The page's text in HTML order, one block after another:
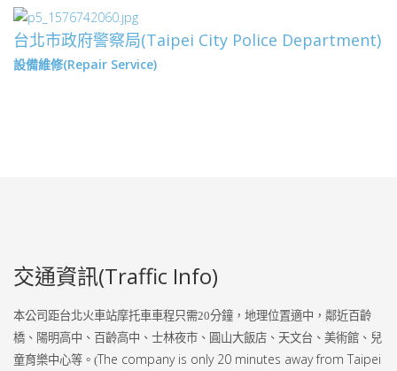
台北市政府警察局(Taipei City Police Department)
設備維修(Repair Service)
交通資訊(Traffic Info)
本公司距台北火車站摩托車車程只需20分鐘，地理位置適中，鄰近百齡
橋、陽明高中、百齡高中、士林夜市、圓山大飯店、天文台、美術館、兒
童育樂中心等。(The company is only 20 minutes away from Taipei